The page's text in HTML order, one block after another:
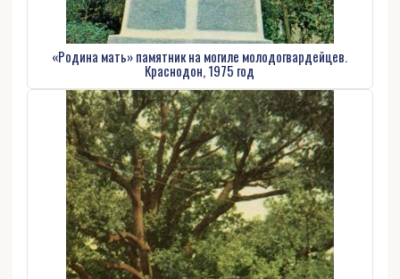
«Родина мать» памятник на могиле молодогвардейцев.
Краснодон, 1975 год